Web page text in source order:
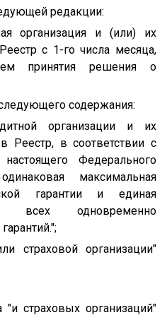
редакции:
организация и (или) их
с 1-го числа месяца,
принятия решения о
содержания:
организации и их
в соответствии с
Федерального
максимальная
гарантии и единая
всех одновременно
страховой организации"
страховых организаций"